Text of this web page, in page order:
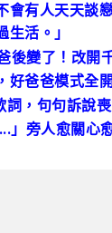
會有人天天談
活。」
後變了！改開
好爸爸模式全開
，句句訴說喪
」旁人愈關心